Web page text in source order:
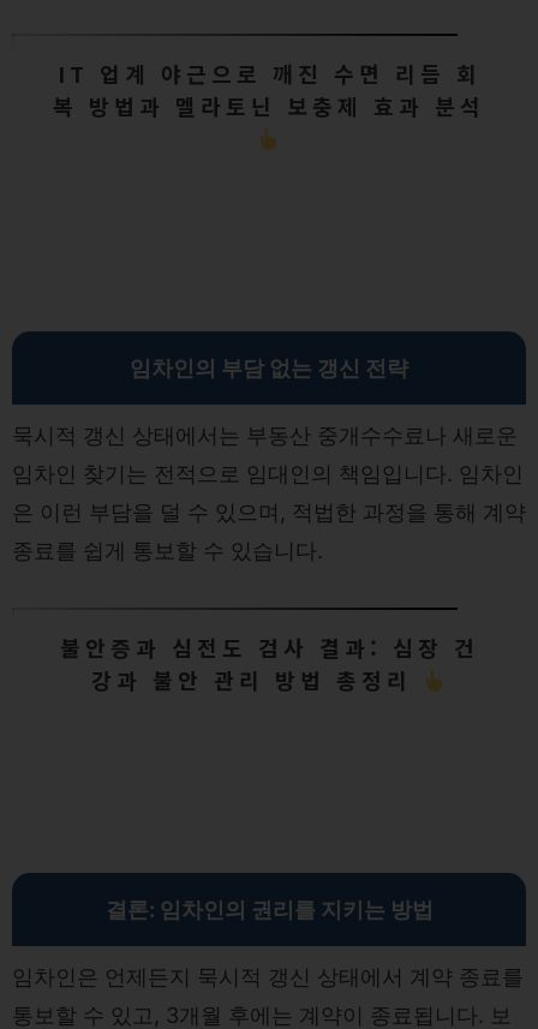
IT 업계 야근으로 깨진 수면 리듬 회
복 방법과 멜라토닌 보충제 효과 분석
임차인의 부담 없는 갱신 전략
묵시적 갱신 상태에서는 부동산 중개수수료나 새로운
임차인 찾기는 전적으로 임대인의 책임입니다. 임차인
은 이런 부담을 덜 수 있으며, 적법한 과정을 통해 계약
종료를 쉽게 통보할 수 있습니다.
불안증과 심전도 검사 결과: 심장 건
강과 불안 관리 방법 총정리
결론: 임차인의 권리를 지키는 방법
임차인은 언제든지 묵시적 갱신 상태에서 계약 종료를
통보할 수 있고, 3개월 후에는 계약이 종료됩니다. 보